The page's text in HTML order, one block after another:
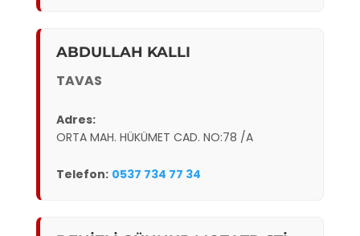
ABDULLAH KALLI
TAVAS
Adres:
ORTA MAH. HÜKÜMET CAD. NO:78 /A
Telefon: 0537 734 77 34